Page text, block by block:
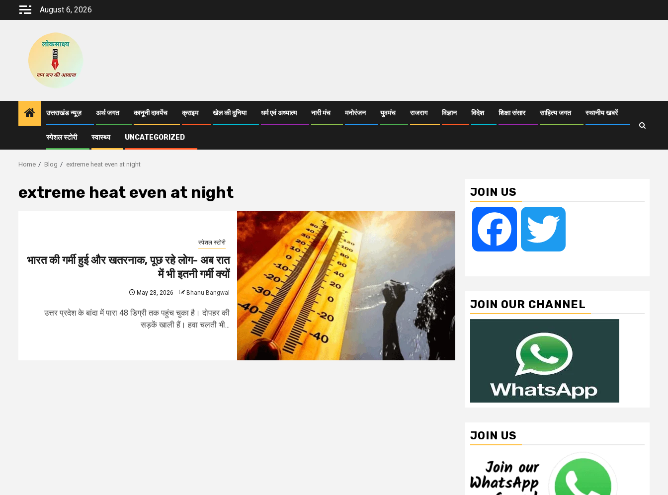
August 6, 2026
उत्तराखंड न्यूज़ अर्थ जगत कानूनी दावपेंच क्राइम खेल की दुनिया धर्म एवं अध्यात्म नारी मंच मनोरंजन युवमंच राजराग विज्ञान विदेश शिक्षा संसार साहित्य जगत स्थानीय खबरें
स्पेशल स्टोरी स्वास्थ्य UNCATEGORIZED
Home Blog extreme heat even at night
extreme heat even at night
स्पेशल स्टोरी
भारत की गर्मी हुई और खतरनाक, पूछ रहे लोग- अब रात
में भी इतनी गर्मी क्यों
May 28, 2026 Bhanu Bangwal
उत्तर प्रदेश के बांदा में पारा 48 डिग्री तक पहुंच चुका है। दोपहर की
सड़कें खाली हैं। हवा चलती भी...
JOIN US
Facebook
JOIN OUR CHANNEL
JOIN US